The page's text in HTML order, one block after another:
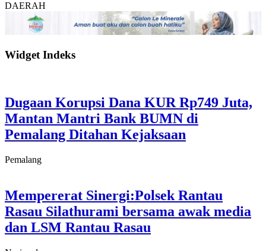
DAERAH
Widget Indeks
Dugaan Korupsi Dana KUR Rp749 Juta,
Mantan Mantri Bank BUMN di
Pemalang Ditahan Kejaksaan
Pemalang
Mempererat Sinergi:Polsek Rantau
Rasau Silathurami bersama awak media
dan LSM Rantau Rasau